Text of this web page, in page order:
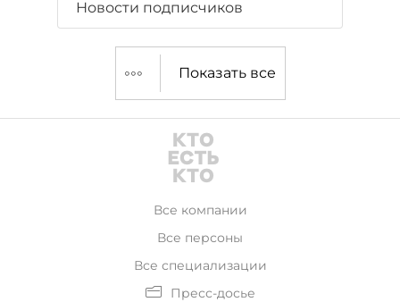
Новости подписчиков
Показать все
Все компании
Все персоны
Все специализации
Пресс-досье